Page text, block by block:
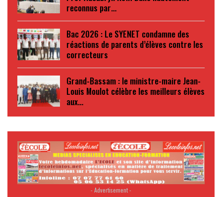
reconnus par…
Bac 2026 : Le SYENET condamne des
réactions de parents d’élèves contre les
correcteurs
Grand-Bassam : le ministre-maire Jean-
Louis Moulot célèbre les meilleurs élèves
aux…
- Advertisement -